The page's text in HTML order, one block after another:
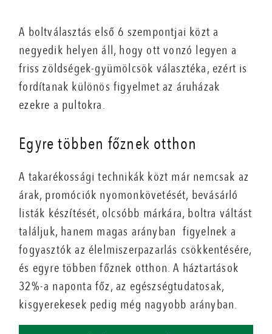
A boltválasztás első 6 szempontjai közt a
negyedik helyen áll, hogy ott vonzó legyen a
friss zöldségek-gyümölcsök választéka, ezért is
fordítanak különös figyelmet az áruházak
ezekre a pultokra.
Egyre többen főznek otthon
A takarékossági technikák közt már nemcsak az
árak, promóciók nyomonkövetését, bevásárló
listák készítését, olcsóbb márkára, boltra váltást
találjuk, hanem magas arányban figyelnek a
fogyasztók az élelmiszerpazarlás csökkentésére,
és egyre többen főznek otthon. A háztartások
32%-a naponta főz, az egészségtudatosak,
kisgyerekesek pedig még nagyobb arányban.